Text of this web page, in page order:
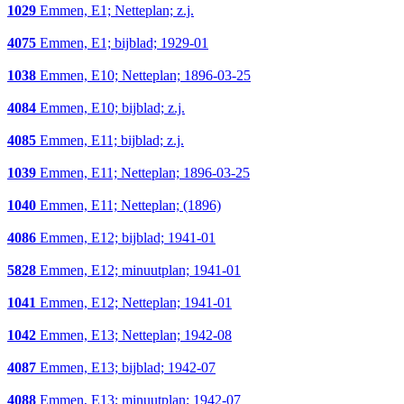
1029 Emmen, E1; Netteplan; z.j.
4075 Emmen, E1; bijblad; 1929-01
1038 Emmen, E10; Netteplan; 1896-03-25
4084 Emmen, E10; bijblad; z.j.
4085 Emmen, E11; bijblad; z.j.
1039 Emmen, E11; Netteplan; 1896-03-25
1040 Emmen, E11; Netteplan; (1896)
4086 Emmen, E12; bijblad; 1941-01
5828 Emmen, E12; minuutplan; 1941-01
1041 Emmen, E12; Netteplan; 1941-01
1042 Emmen, E13; Netteplan; 1942-08
4087 Emmen, E13; bijblad; 1942-07
4088 Emmen, E13; minuutplan; 1942-07